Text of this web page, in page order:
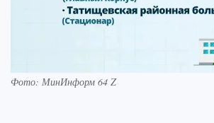
Фото: МинИнформ 64 Z